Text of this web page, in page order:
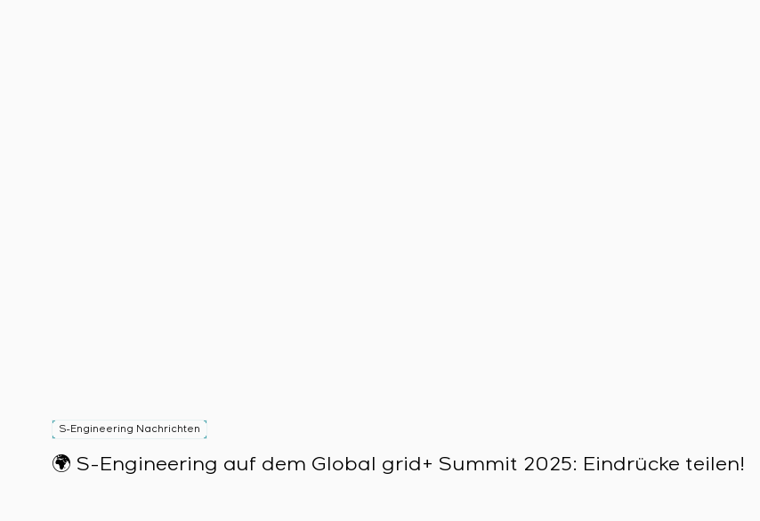
S-Engineering Nachrichten
🌍 S-Engineering auf dem Global grid+ Summit 2025: Eindrücke teilen!